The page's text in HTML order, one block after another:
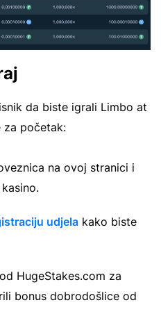
da biste igrali Limbo at
za početak:
na ovoj stranici i
udjela kako biste
HugeStakes.com za
bonus dobrodošlice od